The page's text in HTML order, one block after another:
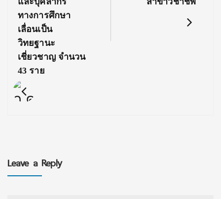
ทางการศึกษา
เลื่อนเป็น
วิทยฐานะ
เชี่ยวชาญ จำนวน
43 ราย
Leave a Reply